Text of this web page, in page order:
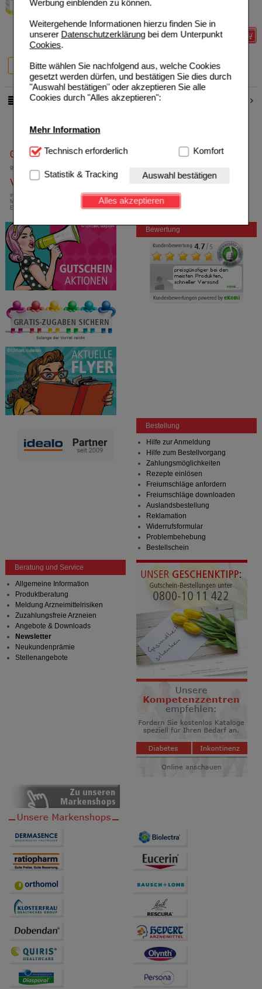
Werbung einblenden zu können.
Weitergehende Informationen hierzu finden Sie in
unserer Datenschutzerklärungbei dem Unterpunkt
Cookies.
Bitte wählen Sie nachfolgend aus, welche Cookies
gesetzt werden dürfen, und bestätigen Sie dies durch
"Auswahl bestätigen" oder akzeptieren Sie alle
Cookies durch "Alles akzeptieren":
Mehr Information
Technisch Notwendig:Hierbei handelt es sich um
Website notwendig sind (z.B. Navigation, Warenkorb,
Kundenkonto), weshalb auf diese nicht verzichtet
werden kann.
Einkaufserlebnis noch ansprechender zu gestalten,
beispielsweise für die Wiedererkennung des
Besuchers oder unsere Seite an bevorzugte
Verhaltensweisen (z.B. Spracheinstellung)
anzupassen. Komfort-Cookies ermöglichen es uns
auch auf Ihre Bedürfnisse zugeschrittene Inhalte
anzuzeigen und unser Partnerprogramm zu
betreiben.
Statistik & Tracking:Hierüber lassen sich
Informationen über die Art und Weise der Nutzung
unserer Website sammeln, mit deren Hilfe wir unsere
Website weiter für Sie optimieren können, den Inhalt
auf unserer Website aber auch die Werbung auf
Drittseiten möglichst relevant für Sie zu gestalten.
Bitte beachten Sie, dass Daten hierfür teilweise an
Dritte wie z.B. Google oder soziale Medien
übertragen werden.
Technisch erforderlich Komfort
Statistik & Tracking Auswahl bestätigen
Alles akzeptieren
20St Hartkapseln Unser Preis
Details
20 St 50 St 100 St
pro Seite
0800-10 11 422
gebührenfreie Rufnummer
Versandkostenfrei
innerhalb Deutschlands bei einem
Mindestbestellwert von 13,99 Euro oder bei
Einsendung eines Kassenrezeptes
Bewertung
Bestellung
Hilfe zur Anmeldung
Hilfe zum Bestellvorgang
Zahlungsmöglichkeiten
Rezepte einlösen
Freiumschläge anfordern
Freiumschläge downloaden
Auslandsbestellung
Reklamation
Widerrufsformular
Problembehebung
Bestellschein
Beratung und Service
Allgemeine Information
Produktberatung
Meldung Arzneimittelrisiken
Zuzahlungsfreie Arzneien
Angebote & Downloads
Newsletter
Neukundenprämie
Stellenangebote